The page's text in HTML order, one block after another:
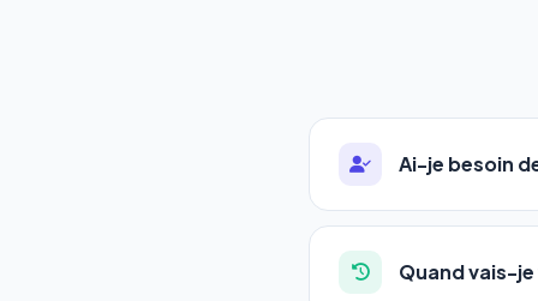
Ai-je besoin
Absolument pas.
auto-entrepreneurs,
l'adresse de votre
Quand vais-